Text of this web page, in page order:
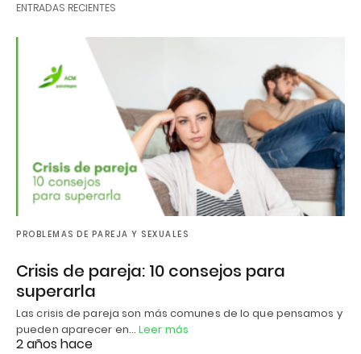
ENTRADAS RECIENTES
PROBLEMAS DE PAREJA Y SEXUALES
Crisis de pareja: 10 consejos para
superarla
Las crisis de pareja son más comunes de lo que pensamos y
pueden aparecer en… Leer más
2 años hace